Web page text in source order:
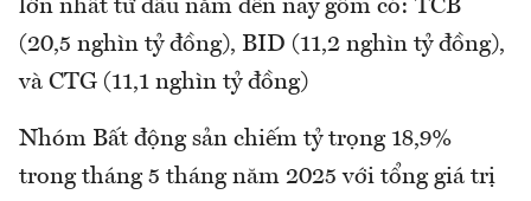
lớn nhất từ đầu năm đến nay gồm có: TCB
(20,5 nghìn tỷ đồng), BID (11,2 nghìn tỷ đồng),
và CTG (11,1 nghìn tỷ đồng)
Nhóm Bất động sản chiếm tỷ trọng 18,9%
trong tháng 5 tháng năm 2025 với tổng giá trị